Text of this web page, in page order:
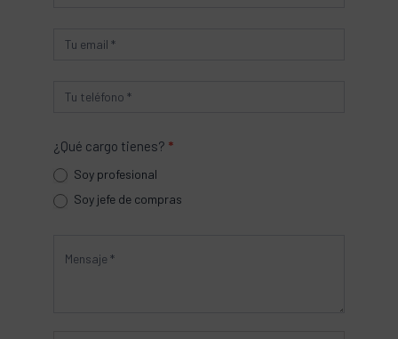
¿Qué cargo tienes? *
Soy profesional
Soy jefe de compras